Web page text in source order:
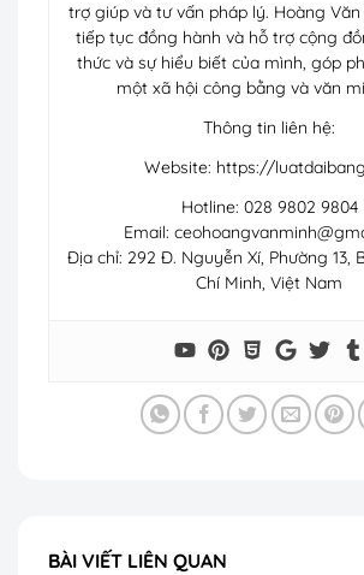
trợ giúp và tư vấn pháp lý. Hoàng
tiếp tục đồng hành và hỗ trợ cộng
thức và sự hiểu biết của mình, góp
một xã hội công bằng và văn
Thông tin liên hệ:
Website: https://
Hotline: 028 9802 9804
Email:
Địa chỉ: 292 Đ. Nguyễn Xí, Phường 13,
Chí Minh, Việt Nam
BÀI VIẾT LIÊN QUAN